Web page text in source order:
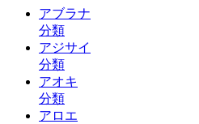
アブラナ
分類
アジサイ
分類
アオキ
分類
アロエ